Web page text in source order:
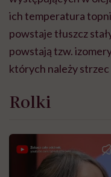
ich temperatura
powstaje tłuszcz
powstają tzw.
których należy strzec
Rolki